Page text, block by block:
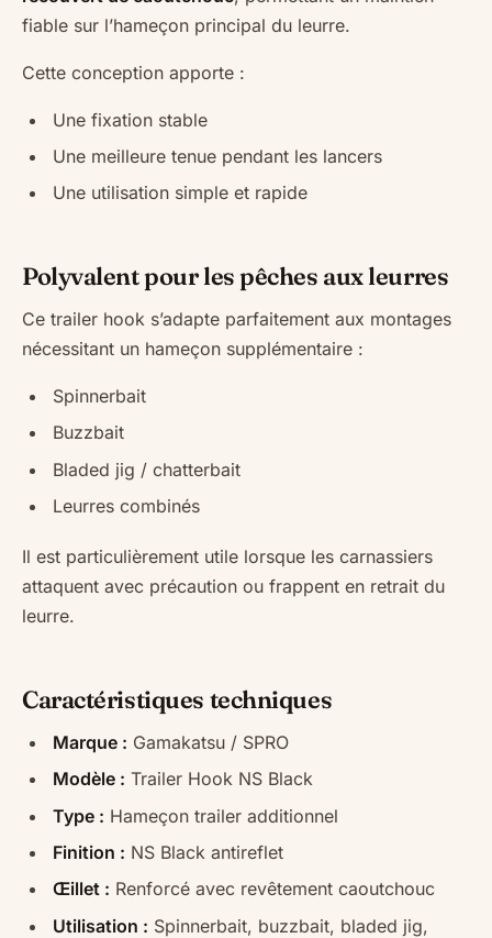
fiable sur l’hameçon principal du leurre.
Cette conception apporte :
Une fixation stable
Une meilleure tenue pendant les lancers
Une utilisation simple et rapide
Polyvalent pour les pêches aux leurres
Ce trailer hook s’adapte parfaitement aux montages
nécessitant un hameçon supplémentaire :
Spinnerbait
Buzzbait
Bladed jig / chatterbait
Leurres combinés
Il est particulièrement utile lorsque les carnassiers
attaquent avec précaution ou frappent en retrait du
leurre.
Caractéristiques techniques
Marque : Gamakatsu / SPRO
Modèle : Trailer Hook NS Black
Type : Hameçon trailer additionnel
Finition : NS Black antireflet
Œillet : Renforcé avec revêtement caoutchouc
Utilisation : Spinnerbait, buzzbait, bladed jig,